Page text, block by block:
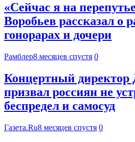
«Сейчас я на
Воробьев рассказал о
гонорарах и дочери
Рамблер8 месяцев спустя 0
Концертный директор
призвал россиян не
беспредел и самосуд
Газета.Ru8 месяцев спустя 0